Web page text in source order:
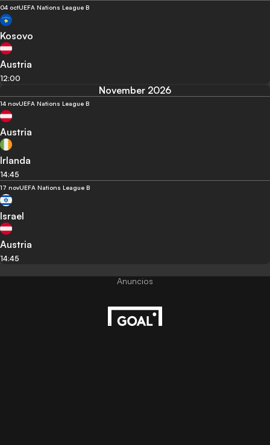
04 octUEFA Nations League B
Kosovo
Austria
12:00
November 2026
14 novUEFA Nations League B
Austria
Irlanda
14:45
17 novUEFA Nations League B
Israel
Austria
14:45